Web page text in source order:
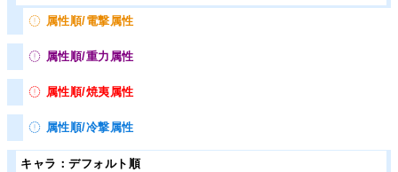
属性順/電撃属性
属性順/重力属性
属性順/焼夷属性
属性順/冷撃属性
キャラ：デフォルト順